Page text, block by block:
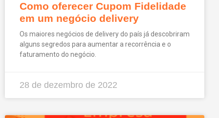
Como oferecer Cupom Fidelidade
em um negócio delivery
Os maiores negócios de delivery do país já descobriram
alguns segredos para aumentar a recorrência e o
faturamento do negócio.
28 de dezembro de 2022